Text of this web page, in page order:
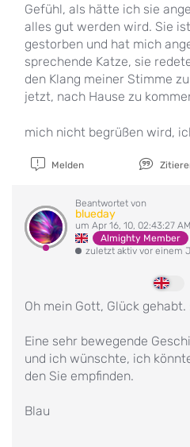
Gefühl, als hätte ich sie
alles gut werden wird. Sie
gestorben und hat mich
sprechende Katze, sie
den Klang meiner Stimme
jetzt, nach Hause zu
mich nicht begrüßen wird,
Melden
Beantwortet von
blueday
um Apr 16, 10, 02:43:27 AM
Almighty Member
zuletzt aktiv vor einem
Oh mein Gott, Glück gehabt.
Eine sehr bewegende
und ich wünschte, ich
den Sie empfinden.
Blau